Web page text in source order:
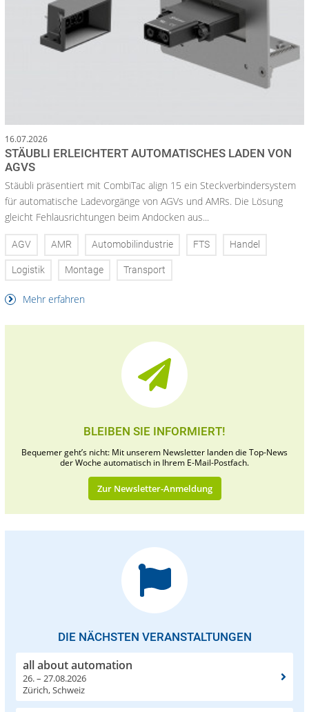
16.07.2026
STÄUBLI ERLEICHTERT AUTOMATISCHES LADEN VON
AGVS
Stäubli präsentiert mit CombiTac align 15 ein Steckverbindersystem
für automatische Ladevorgänge von AGVs und AMRs. Die Lösung
gleicht Fehlausrichtungen beim Andocken aus...
AGV AMR Automobilindustrie FTS Handel
Logistik Montage Transport
Mehr erfahren
BLEIBEN SIE INFORMIERT!
Bequemer geht’s nicht: Mit unserem Newsletter landen die Top-News
der Woche automatisch in Ihrem E-Mail-Postfach.
Zur Newsletter-Anmeldung
DIE NÄCHSTEN VERANSTALTUNGEN
all about automation
26. – 27.08.2026
Zürich, Schweiz